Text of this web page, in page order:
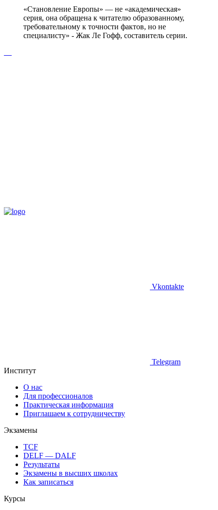
«Становление Европы» — не «академическая»
серия, она обращена к читателю образованному,
требовательному к точности фактов, но не
специалисту» - Жак Ле Гофф, составитель серии.
Vkontakte
Telegram
Институт
О нас
Для профессионалов
Практическая информация
Приглашаем к сотрудничеству
Экзамены
TCF
DELF — DALF
Результаты
Экзамены в высших школах
Как записаться
Курсы